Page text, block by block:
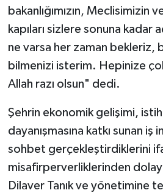
bakanlığımızın, Meclisimizin
kapıları sizlere sonuna kadar
ne varsa her zaman bekleriz,
bilmenizi isterim. Hepinize
Allah razı olsun" dedi.
Şehrin ekonomik gelişimi,
dayanışmasına katkı sunan iş
sohbet gerçekleştirdiklerini
misafirperverliklerinden
Dilaver Tanık ve yönetimine